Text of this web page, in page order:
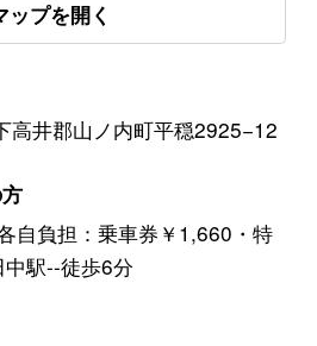
ップを開く
高井郡山ノ内町平穏2925−12
自負担：乗車券￥1,660・特
駅--徒歩6分